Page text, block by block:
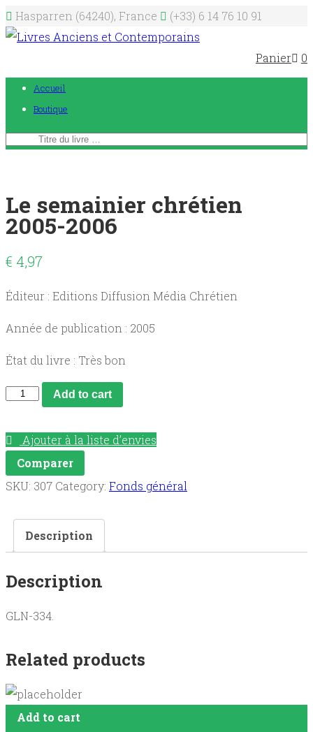
Hasparren (64240), France (+33) 6 14 76 10 91
Panier 0
Accueil
Boutique
Le semainier chrétien
2005-2006
€ 4,97
Éditeur : Editions Diffusion Média Chrétien
Année de publication : 2005
État du livre : Très bon
Le
chrétien
2005-
2006
Add to cart
Ajouter à la liste d’envies
Comparer
SKU: 307 Category: Fonds général
Description
Description
GLN-334.
Related products
Add to cart